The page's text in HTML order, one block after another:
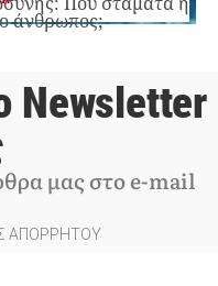
άνθρωπος;
Newsletter
μας στο e-mail
ΑΠΟΡΡΗΤΟΥ